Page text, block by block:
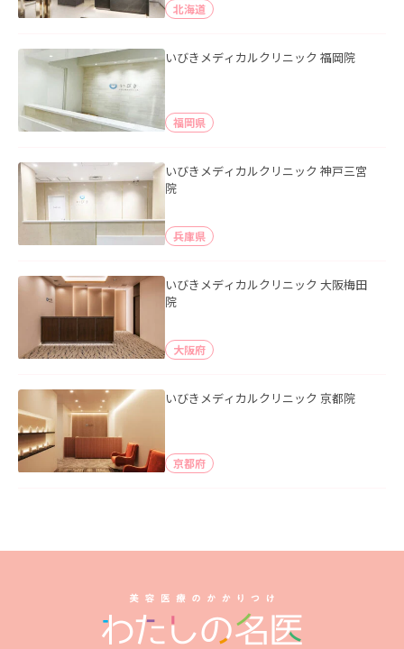
北海道
いびきメディカルクリニック 福岡院
福岡県
いびきメディカルクリニック 神戸三宮
院
兵庫県
いびきメディカルクリニック 大阪梅田
院
大阪府
いびきメディカルクリニック 京都院
京都府